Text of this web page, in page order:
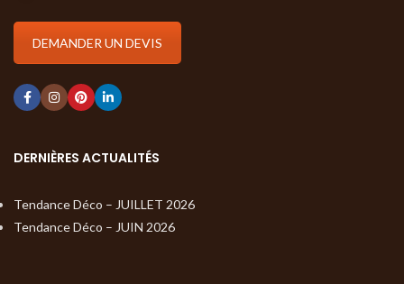
DEMANDER UN DEVIS
DERNIÈRES ACTUALITÉS
Tendance Déco – JUILLET 2026
Tendance Déco – JUIN 2026